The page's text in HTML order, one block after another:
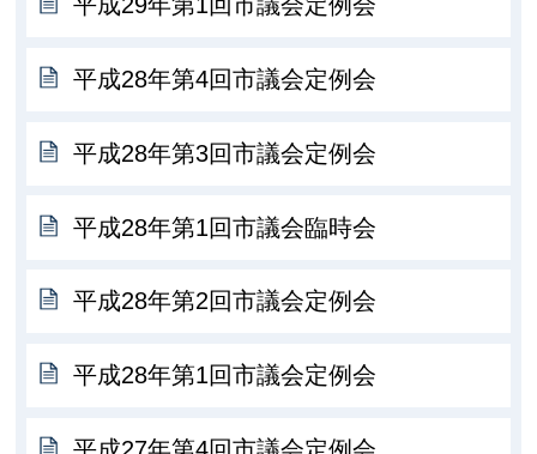
平成28年第4回市議会定例会
平成28年第3回市議会定例会
平成28年第1回市議会臨時会
平成28年第2回市議会定例会
平成28年第1回市議会定例会